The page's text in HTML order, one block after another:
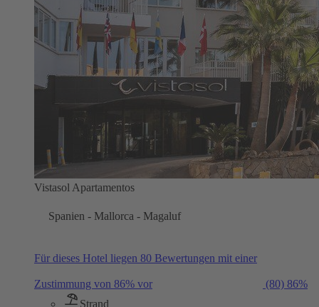
Vistasol Apartamentos
Spanien - Mallorca - Magaluf
Für dieses Hotel liegen 80 Bewertungen mit einer
Zustimmung von 86% vor (80) 86%
Strand